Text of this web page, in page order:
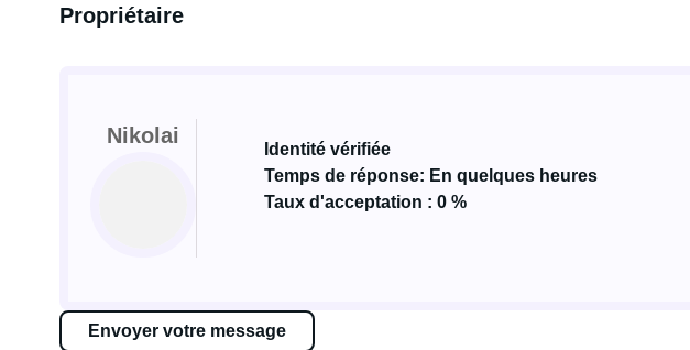
Propriétaire
Nikolai
Identité vérifiée
Temps de réponse: En quelques heures
Taux d'acceptation : 0 %
Envoyer votre message